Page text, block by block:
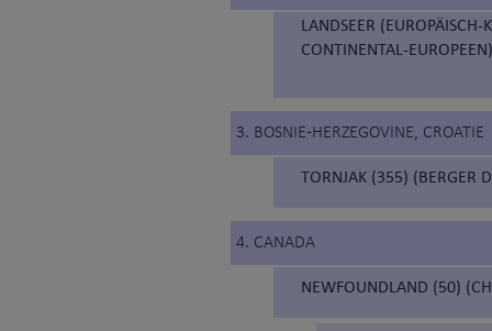
LANDSEER
CONTINENTAL-
3. BOSNIE-HERZEGOVINE, CROATIE
TORNJAK (355) (BERGER
4. CANADA
NEWFOUNDLAND (50)